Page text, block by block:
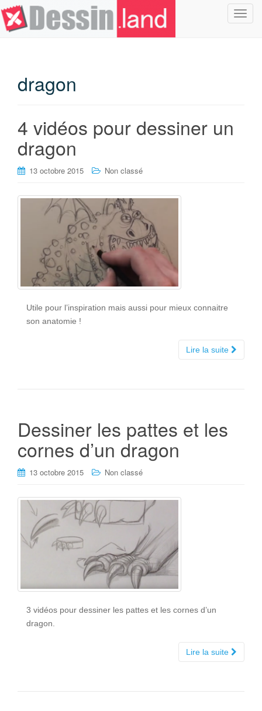
T
dragon
4 vidéos pour dessiner un
dragon
13 octobre 2015 Non classé
Utile pour l’inspiration mais aussi pour mieux connaitre
son anatomie !
Lire la suite
Dessiner les pattes et les
cornes d’un dragon
13 octobre 2015 Non classé
3 vidéos pour dessiner les pattes et les cornes d’un
dragon.
Lire la suite